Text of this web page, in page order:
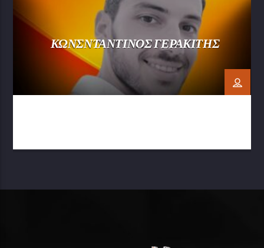
ΚΩΝΣΝΤΑΝΤΙΝΟΣ ΓΕΡΑΚΙΤΗΣ